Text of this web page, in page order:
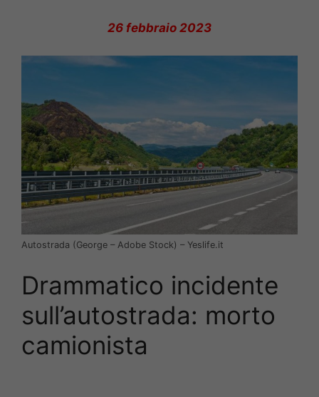
26 febbraio 2023
Autostrada (George – Adobe Stock) – Yeslife.it
Drammatico incidente
sull’autostrada: morto
camionista